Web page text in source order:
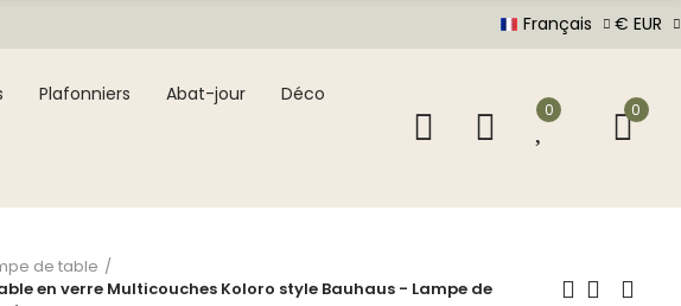
Français € EUR
Plafonniers Abat-jour Déco
0 0
de table
en verre Multicouches Koloro style Bauhaus - Lampe de